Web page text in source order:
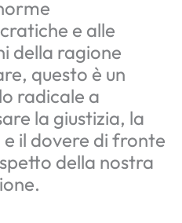
e alle
della ragione
questo è un
radicale a
la giustizia, la
il dovere di fronte
della nostra